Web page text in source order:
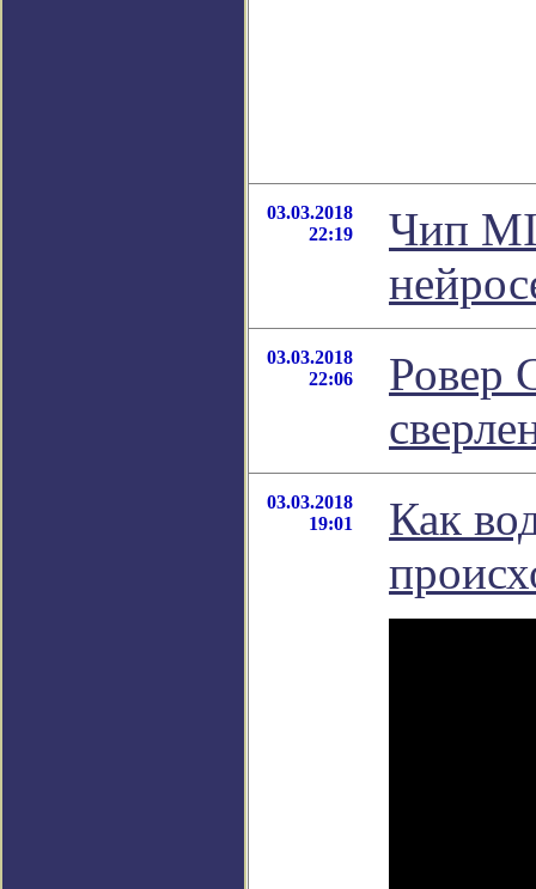
03.03.2018
22:19
Чип
03.03.2018
22:06
Ровер
03.03.2018
19:01
Как